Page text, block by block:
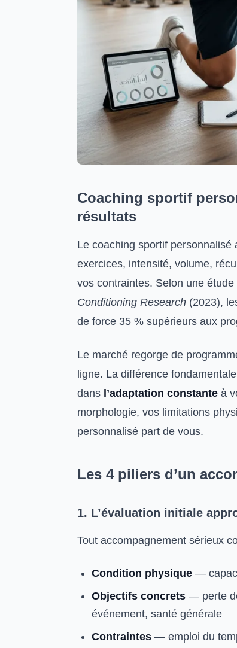
Coaching sportif
résultats
Le coaching sportif
exercices, intensité, volume,
vos contraintes. Selon une
Conditioning Research (2023),
de force 35 % supérieurs aux
Le marché regorge de
ligne. La différence
dans l’adaptation constante à
morphologie, vos limitations
personnalisé part de vous.
Les 4 piliers d’un
1. L’évaluation initiale
Tout accompagnement sérieux
Condition physique —
Objectifs concrets — perte
événement, santé générale
Contraintes — emploi du